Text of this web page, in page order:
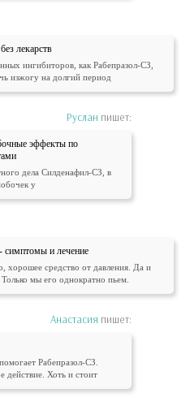
лекарств
ингибиторов, как Рабепразол-СЗ,
изжогу на долгий период
Руслан пишет:
эффекты по
дела Силденафил-СЗ, в
у
симптомы и лечение
хорошее средство от давления. Да и
мы его однократно пьем.
Анастасия пишет:
Рабепразол-СЗ.
действие. Хоть и стоит